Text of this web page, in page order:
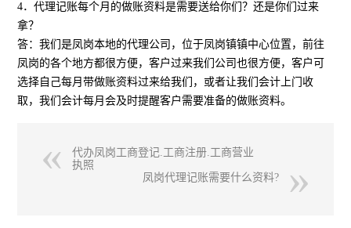
4．代理记账每个月的做账资料是需要送给你们？还是你们过来
拿？
答：我们是凤岗本地的代理公司，位于凤岗镇镇中心位置，前往
凤岗的各个地方都很方便，客户过来我们公司也很方便，客户可
选择自己每月带做账资料过来给我们，或者让我们会计上门收
取，我们会计每月会及时提醒客户需要准备的做账资料。
代办凤岗工商登记.工商注册.工商营业
执照
凤岗代理记账需要什么资料?